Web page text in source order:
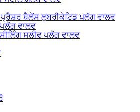
ਬੈਲੇਂਸ ਲੁਬਰੀਕੇਟਿਡ ਪਲੱਗ ਵਾਲਵ
ਵਾਲਵ
ਸਲੀਵ ਪਲੱਗ ਵਾਲਵ